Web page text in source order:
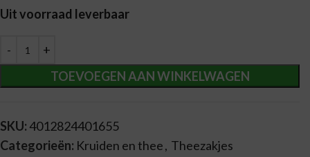
Uit voorraad leverbaar
TOEVOEGEN AAN WINKELWAGEN
Alternative:
SKU: 4012824401655
Categorieën: Kruiden en thee, Theezakjes